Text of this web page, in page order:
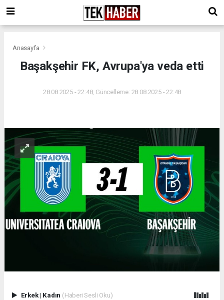
Anasayfa
Başakşehir FK, Avrupa'ya veda etti
28.08.2025 - 22:48, Güncelleme: 28.08.2025 - 22:48
Erkek| Kadın (Haberi Sesli Oku)